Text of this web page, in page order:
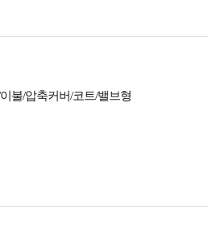
불/압축커버/코트/밸브형